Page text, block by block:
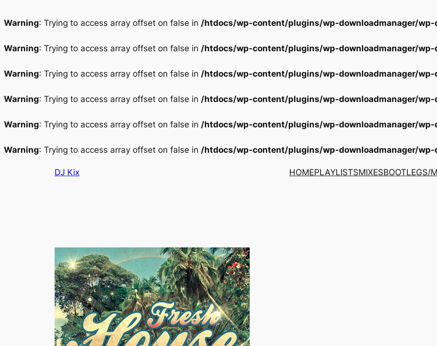
Warning: Trying to access array offset on false in /htdocs/wp-content/plugins/wp-downloadmanager/wp-
Warning: Trying to access array offset on false in /htdocs/wp-content/plugins/wp-downloadmanager/wp-
Warning: Trying to access array offset on false in /htdocs/wp-content/plugins/wp-downloadmanager/wp-
Warning: Trying to access array offset on false in /htdocs/wp-content/plugins/wp-downloadmanager/wp-
Warning: Trying to access array offset on false in /htdocs/wp-content/plugins/wp-downloadmanager/wp-
Warning: Trying to access array offset on false in /htdocs/wp-content/plugins/wp-downloadmanager/wp-
DJ Kix HOMEPLAYLISTSMIXESBOOTLEGS/